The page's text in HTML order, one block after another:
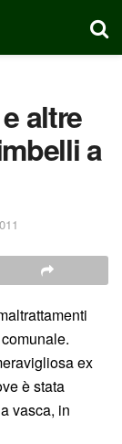
altre
a
ex
è stata
vasca, in